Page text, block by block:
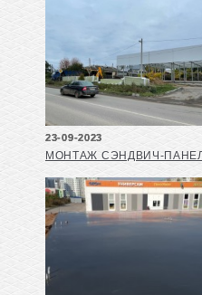
23-09-2023
МОНТАЖ СЭНДВИЧ-